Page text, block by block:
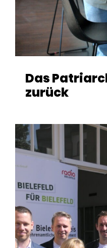
Das
zurück